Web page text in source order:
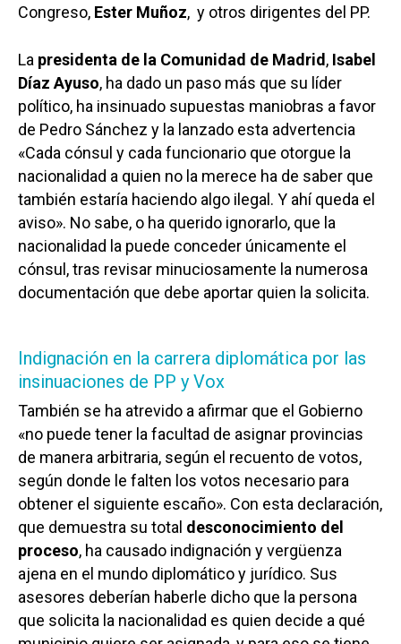
Congreso, Ester Muñoz, y otros dirigentes del PP.
La presidenta de la Comunidad de Madrid , Isabel
Díaz Ayuso, ha dado un paso más que su líder
político, ha insinuado supuestas maniobras a favor
de Pedro Sánchez y la lanzado esta advertencia
«Cada cónsul y cada funcionario que otorgue la
nacionalidad a quien no la merece ha de saber que
también estaría haciendo algo ilegal. Y ahí queda el
aviso». No sabe, o ha querido ignorarlo, que la
nacionalidad la puede conceder únicamente el
cónsul, tras revisar minuciosamente la numerosa
documentación que debe aportar quien la solicita.
Indignación en la carrera diplomática por las
insinuaciones de PP y Vox
También se ha atrevido a afirmar que el Gobierno
«no puede tener la facultad de asignar provincias
de manera arbitraria, según el recuento de votos,
según donde le falten los votos necesario para
obtener el siguiente escaño». Con esta declaración,
que demuestra su total desconocimiento del
proceso, ha causado indignación y vergüenza
ajena en el mundo diplomático y jurídico. Sus
asesores deberían haberle dicho que la persona
que solicita la nacionalidad es quien decide a qué